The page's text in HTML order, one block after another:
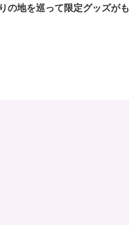
の地を巡って限定グッズがも